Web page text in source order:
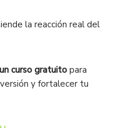
la reacción real del
curso gratuito para
y fortalecer tu